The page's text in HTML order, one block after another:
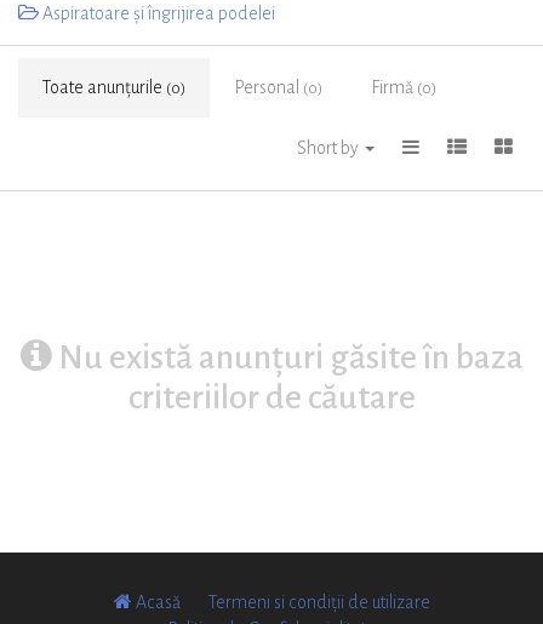
Aspiratoare și îngrijirea podelei
Toate anunțurile (0) Personal (0) Firmă (0)
Short by
Nu există anunțuri găsite în baza
criteriilor de căutare
Acasă
Termeni si condiții de utilizare